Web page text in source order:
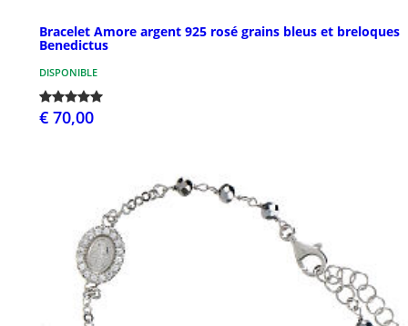
Bracelet Amore argent 925 rosé grains bleus et breloques
Benedictus
DISPONIBLE
€ 70,00